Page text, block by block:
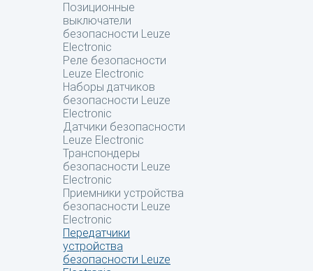
Позиционные
выключатели
безопасности Leuze
Electronic
Реле безопасности
Leuze Electronic
Наборы датчиков
безопасности Leuze
Electronic
Датчики безопасности
Leuze Electronic
Транспондеры
безопасности Leuze
Electronic
Приемники устройства
безопасности Leuze
Electronic
Передатчики
устройства
безопасности Leuze